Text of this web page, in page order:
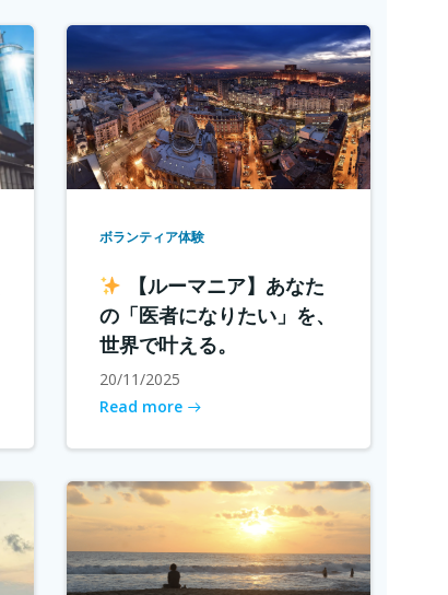
ボランティア体験
【ルーマニア】あなた
の「医者になりたい」を、
世界で叶える。
20/11/2025
Read more